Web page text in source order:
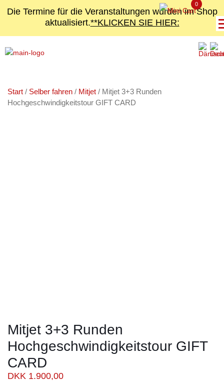
Die Termine für die Veranstaltungen wurden im Shop
aktualisiert.**KLICKEN SIE HIER:
Start / Selber fahren / Mitjet / Mitjet 3+3 Runden
Hochgeschwindigkeitstour GIFT CARD
Mitjet 3+3 Runden
Hochgeschwindigkeitstour GIFT
CARD
DKK 1.900,00
0